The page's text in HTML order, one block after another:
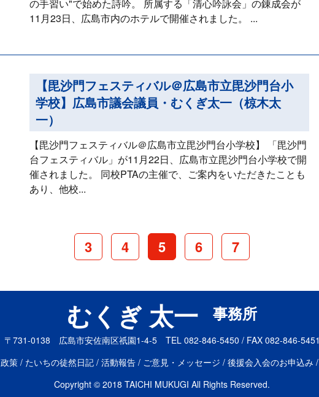
の手習い"で始めた詩吟。 所属する「清心吟詠会」の錬成会が
11月23日、広島市内のホテルで開催されました。 ...
【毘沙門フェスティバル＠広島市立毘沙門台小
学校】広島市議会議員・むくぎ太一（椋木太
一）
【毘沙門フェスティバル＠広島市立毘沙門台小学校】 「毘沙門
台フェスティバル」が11月22日、広島市立毘沙門台小学校で開
催されました。 同校PTAの主催で、ご案内をいただきたことも
あり、他校...
3 4 5 6 7
むくぎ 太一 事務所
〒731-0138 広島市安佐南区祇園1-4-5 TEL 082-846-5450 / FAX 082-846-5451
政策 たいちの徒然日記 活動報告 ご意見・メッセージ 後援会入会のお申込み
Copyright © 2018 TAICHI MUKUGI All Rights Reserved.